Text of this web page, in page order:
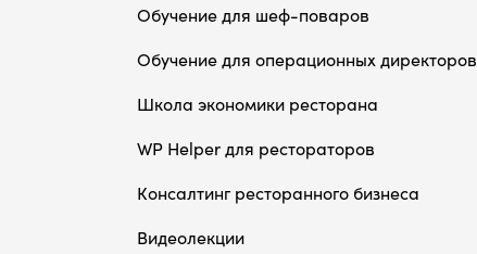
Обучение для шеф-поваров
Обучение для операционных директоров
Школа экономики ресторана
WP Helper для рестораторов
Консалтинг ресторанного бизнеса
Видеолекции